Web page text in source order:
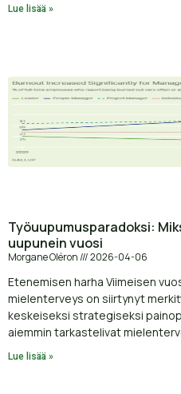
Lue lisää »
Työuupumusparadoksi:
uupunein vuosi
Morgane Oléron 2026-04-06
Etenemisen harha Viimeisen
mielenterveys on siirtynyt
keskeiseksi strategiseksi
aiemmin tarkastelivat
Lue lisää »